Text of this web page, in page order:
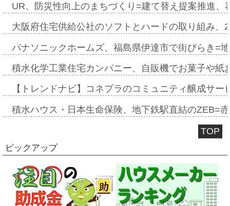
UR、防災性向上のまちづくり=建て替え提案推進
大阪府住宅供給公社のソフトとハードの取り組み
パナソニックホームズ、福島県伊達市で街びらき=
積水化学工業住宅カンパニー、自販機でお菓子や
【トレンドナビ】コネプラのコミュニティ醸成サ
積水ハウス・日本生命保険、地下鉄駅直結のZEB=
TOP
ピックアップ